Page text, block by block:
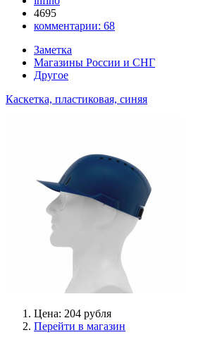
4695
комментарии: 68
Заметка
Магазины России и СНГ
Другое
Каскетка, пластиковая, синяя
Цена: 204 рубля
Перейти в магазин